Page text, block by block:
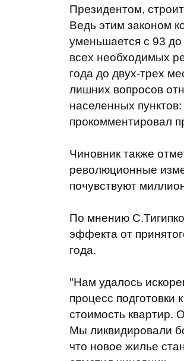
Президентом,
Ведь этим законом
уменьшается с 93 до
всех необходимых
года до двух-трех
лишних вопросов
населенных
прокомментировал
Чиновник также
революционные
почувствуют
По мнению
эффекта от
года.
"Нам удалось
процесс
стоимость квартир.
Мы ликвидировали
что новое жилье